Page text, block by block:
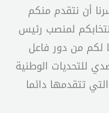
أن نتقدم منكم
لمنصب رئيس
لكم من دور فاعل
للتحديات الوطنية
تتقدمها دائما